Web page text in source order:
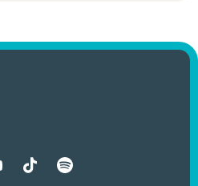
réseaux